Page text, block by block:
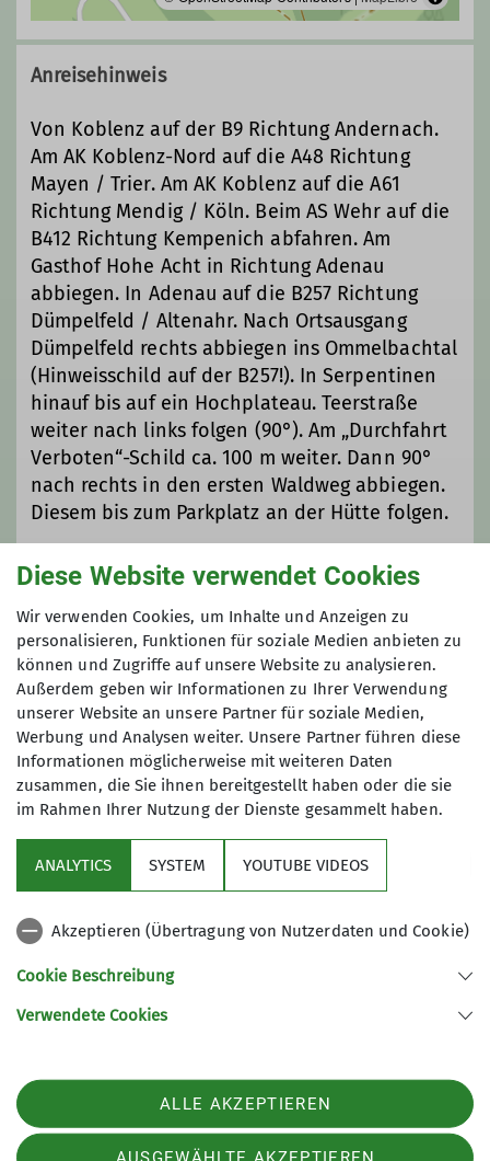
Anreisehinweis
Von Koblenz auf der B9 Richtung Andernach.
Am AK Koblenz-Nord auf die A48 Richtung
Mayen / Trier. Am AK Koblenz auf die A61
Richtung Mendig / Köln. Beim AS Wehr auf die
B412 Richtung Kempenich abfahren. Am
Gasthof Hohe Acht in Richtung Adenau
abbiegen. In Adenau auf die B257 Richtung
Dümpelfeld / Altenahr. Nach Ortsausgang
Dümpelfeld rechts abbiegen ins Ommelbachtal
(Hinweisschild auf der B257!). In Serpentinen
hinauf bis auf ein Hochplateau. Teerstraße
weiter nach links folgen (90°). Am „Durchfahrt
Verboten“-Schild ca. 100 m weiter. Dann 90°
nach rechts in den ersten Waldweg abbiegen.
Diesem bis zum Parkplatz an der Hütte folgen.
Verantwortliche Person(en)
Hüttenwart: Anne Drechsler Hüttenreferent*in:
Harald Buchner Hüttenreferent*in: Dirk Fergen
Sektion
DAV
Sektion Koblenz des Deutschen Alpenvereins e.V.
Telefon +4926179452
Diese Website verwendet Cookies
Wir verwenden Cookies, um Inhalte und Anzeigen zu
personalisieren, Funktionen für soziale Medien anbieten zu
können und Zugriffe auf unsere Website zu analysieren.
Außerdem geben wir Informationen zu Ihrer Verwendung
unserer Website an unsere Partner für soziale Medien,
Werbung und Analysen weiter. Unsere Partner führen diese
Informationen möglicherweise mit weiteren Daten
zusammen, die Sie ihnen bereitgestellt haben oder die sie
im Rahmen Ihrer Nutzung der Dienste gesammelt haben.
ANALYTICS SYSTEM YOUTUBE VIDEOS
Akzeptieren (Übertragung von Nutzerdaten und Cookie)
Cookie Beschreibung
Verwendete Cookies
ALLE AKZEPTIEREN